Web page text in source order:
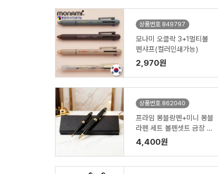
상품번호 849797
모나미 오클락 3+1멀티볼
펜샤프(컬러인쇄가능)
2,970원
상품번호 862040
프라임 몽블랑펜+미니 몽블
라펜 세트 볼펜셋트 금장 은
장 케이스제공
4,400원